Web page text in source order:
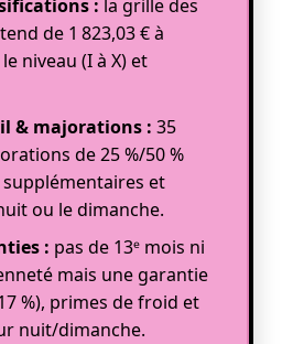
: la grille des
de 1 823,03 € à
niveau (I à X) et
& majorations : 35
de 25 %/50 %
et
ou le dimanche.
: pas de 13ᵉ mois ni
mais une garantie
%), primes de froid et
nuit/dimanche.